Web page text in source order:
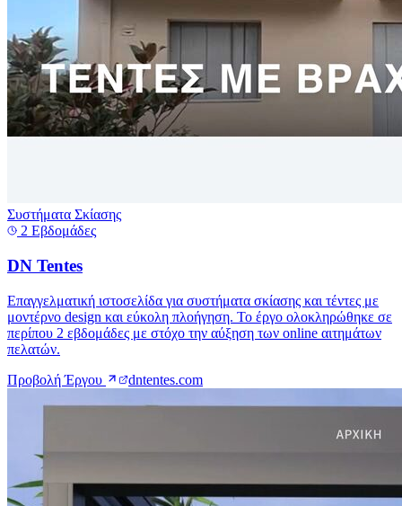
Προβολή Έργου dntentes.com